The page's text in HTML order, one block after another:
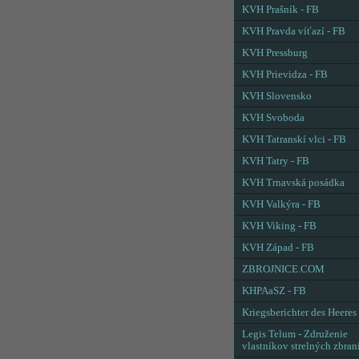
KVH Prašník - FB
KVH Pravda víťazí - FB
KVH Pressburg
KVH Prievidza - FB
KVH Slovensko
KVH Svoboda
KVH Tatranskí vlci - FB
KVH Tatry - FB
KVH Trnavská posádka
KVH Valkýra - FB
KVH Viking - FB
KVH Západ - FB
ZBROJNICE.COM
KHPAaSZ - FB
Kriegsberichter des Heeres
Legis Telum - Združenie
vlastníkov strelných